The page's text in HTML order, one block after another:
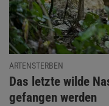
ARTENSTERBEN
:
Das letzte wilde
gefangen werden